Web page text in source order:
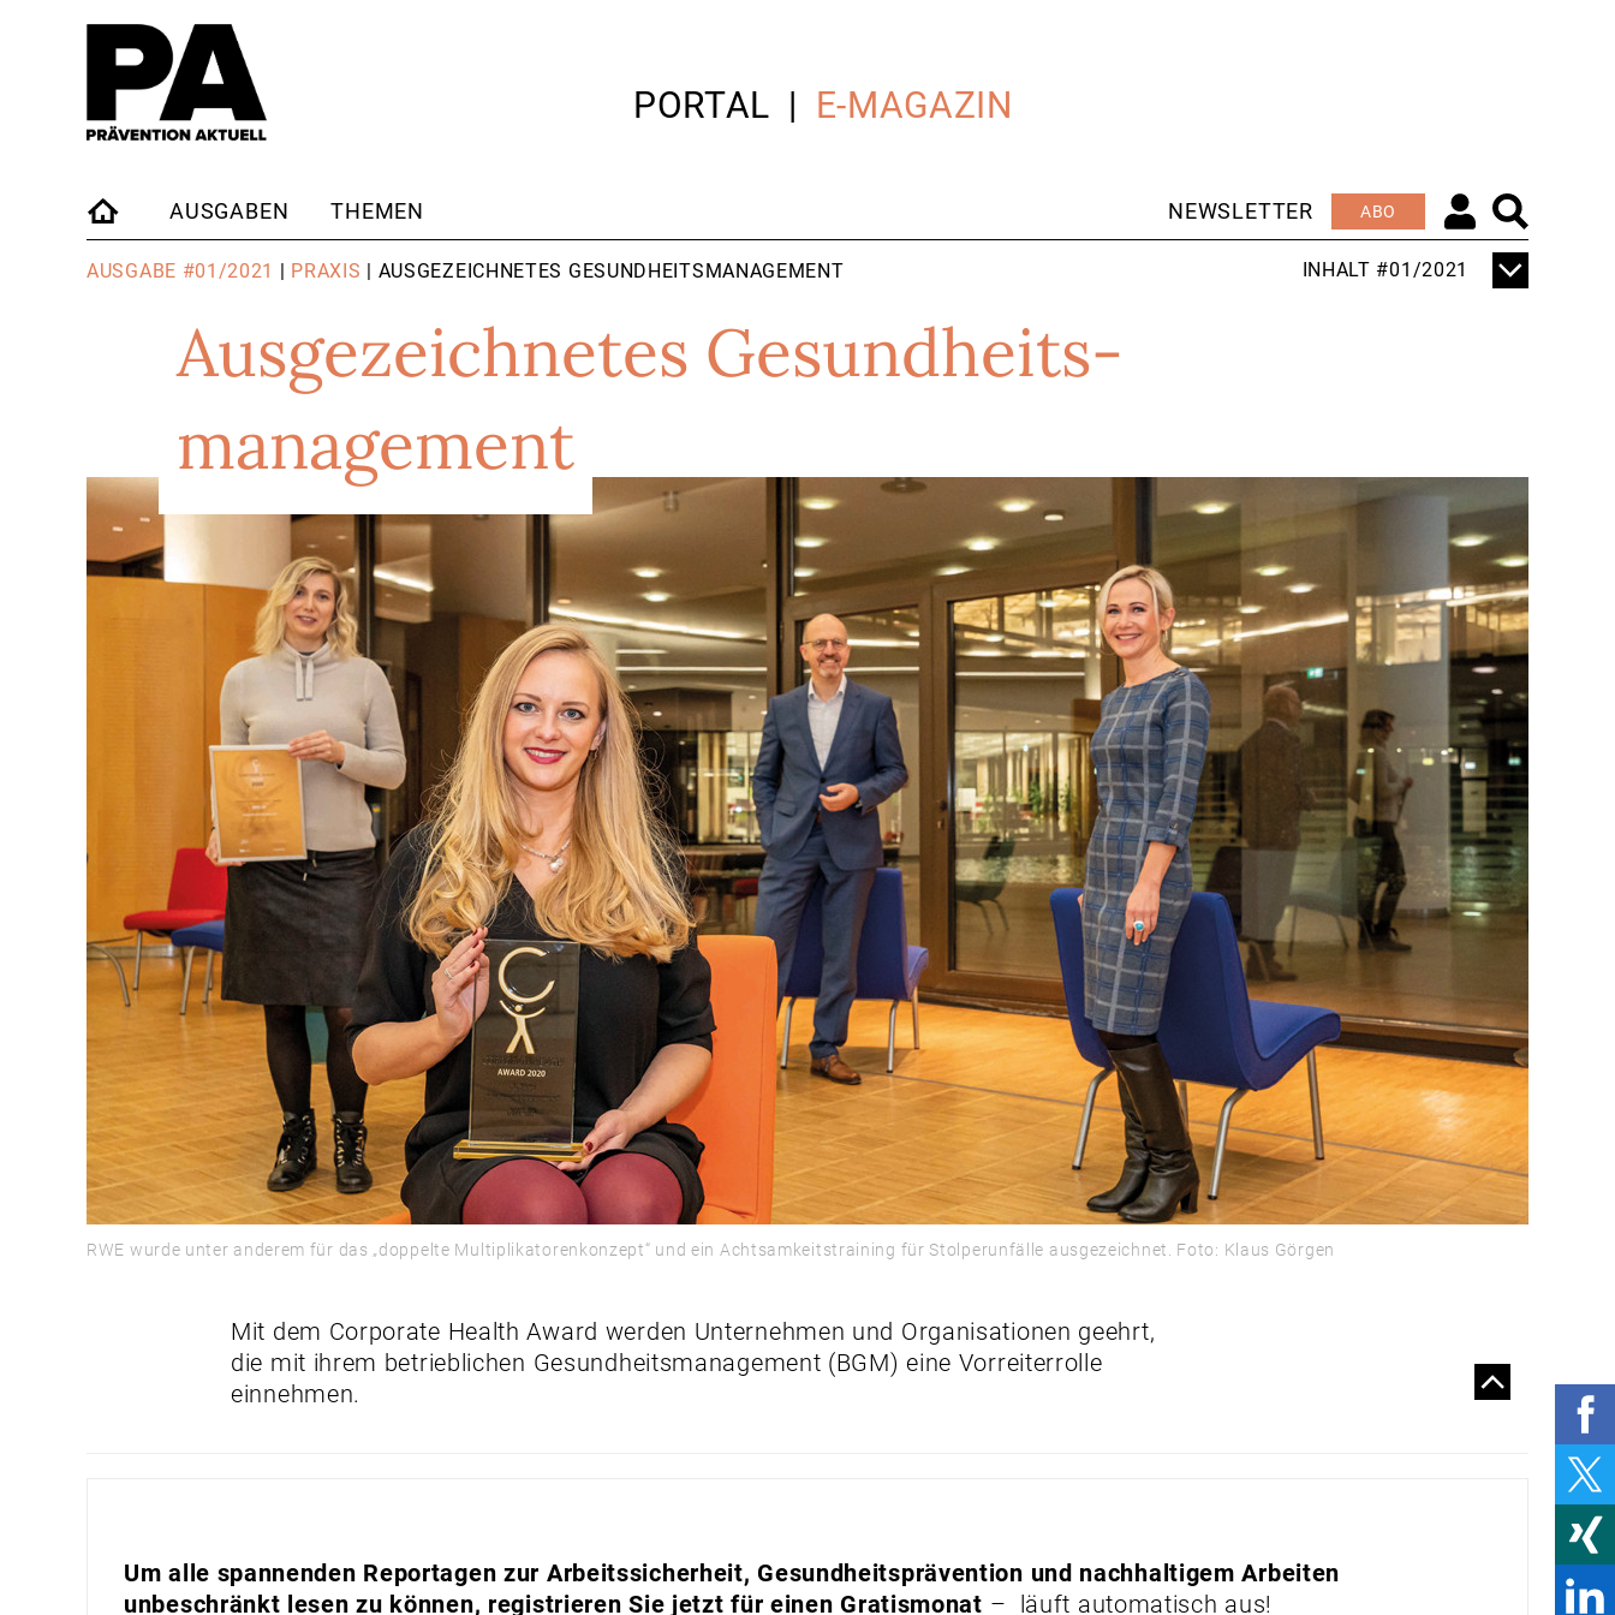
PORTAL E-MAGAZIN
STARTSEITE
AUSGABEN THEMEN NEWSLETTER ABO
AUSGABE #01/2021 | PRAXIS | AUSGEZEICHNETES GESUNDHEITS­MANAGEMENT
INHALT #01/2021
INSPIRIEREN
KURZ & KNAPP
MELDUNGEN
ALLES, WAS RECHT
IST
RECHTSPRECHUNG &
URTEILE
ZAHLEN & FAKTEN
PRAXIS
UNTER­WEISUNGEN
BEI SCHLECHTEN
DEUTSCH­
KENNTNISSEN
IM SCHLEUDERGANG
DURCH DIE KRISE
EIN MARATHON, KEIN
SPRINT
EINE(R) FÜR ALLE
AUSGEZEICHNETES
GESUNDHEITS­
MANAGEMENT
MEGATREND
HOCH UND RUNTER
Ausgezeichnetes Gesundheits­
management
RWE wurde unter anderem für das „doppelte Multiplikatorenkonzept“ und ein Achtsamkeitstraining für Stolperunfälle ausgezeichnet. Foto: Klaus Görgen
Mit dem Corporate Health Award werden Unternehmen und Organisationen geehrt,
die mit ihrem betrieblichen Gesundheitsmanagement (BGM) eine Vorreiterrolle
einnehmen.
Um alle spannenden Reportagen zur Arbeitssicherheit, Gesundheitsprävention und nachhaltigem Arbeiten
unbeschränkt lesen zu können, registrieren Sie jetzt für einen Gratismonat – läuft automatisch aus!